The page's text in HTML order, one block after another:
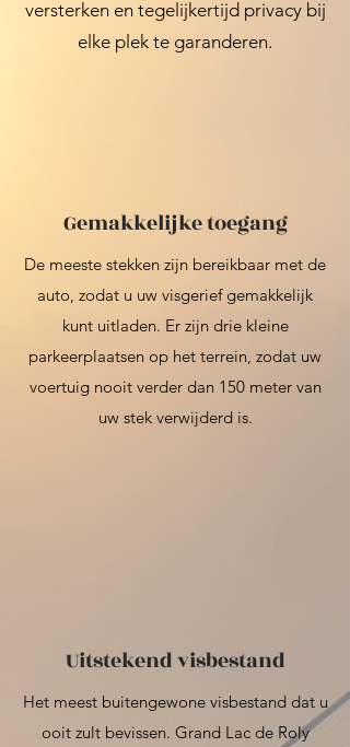
versterken en tegelijkertijd privacy bij
elke plek te garanderen.
Gemakkelijke toegang
De meeste stekken zijn bereikbaar met de
auto, zodat u uw visgerief gemakkelijk
kunt uitladen. Er zijn drie kleine
parkeerplaatsen op het terrein, zodat uw
voertuig nooit verder dan 150 meter van
uw stek verwijderd is.
Uitstekend visbestand
Het meest buitengewone visbestand dat u
ooit zult bevissen. Grand Lac de Roly